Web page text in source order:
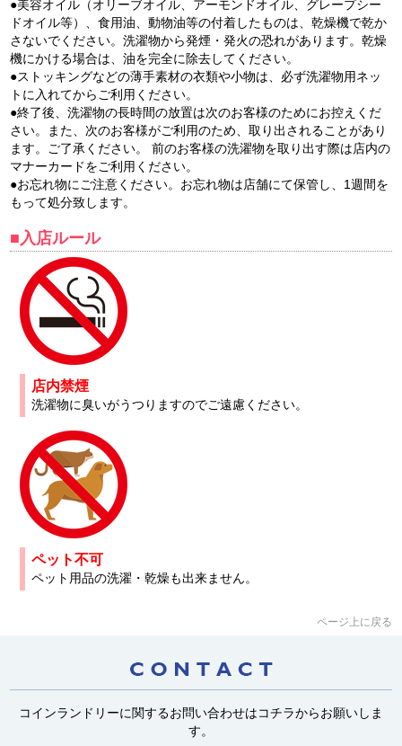
●美容オイル（オリーブオイル、アーモンドオイル、グレープシー
ドオイル等）、食用油、動物油等の付着したものは、乾燥機で乾か
さないでください。洗濯物から発煙・発火の恐れがあります。乾燥
機にかける場合は、油を完全に除去してください。
●ストッキングなどの薄手素材の衣類や小物は、必ず洗濯物用ネッ
トに入れてからご利用ください。
●終了後、洗濯物の長時間の放置は次のお客様のためにお控えくだ
さい。また、次のお客様がご利用のため、取り出されることがあり
ます。ご了承ください。 前のお客様の洗濯物を取り出す際は店内の
マナーカードをご利用ください。
●お忘れ物にご注意ください。お忘れ物は店舗にて保管し、1週間を
もって処分致します。
■入店ルール
店内禁煙
洗濯物に臭いがうつりますのでご遠慮ください。
ペット不可
ペット用品の洗濯・乾燥も出来ません。
ページ上に戻る
コインランドリーに関するお問い合わせはコチラからお願いしま
す。